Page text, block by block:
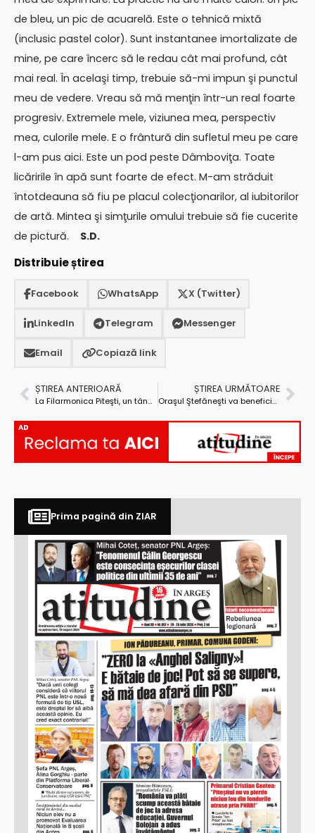
de bleu, un pic de acuarelă. Este o tehnică mixtă
(inclusic pastel color). Sunt instantanee imortalizate de
mine, pe care încerc să le redau cât mai profund, cât
mai real. În acelaşi timp, trebuie să-mi impun şi punctul
meu de vedere. Vreau să mă menţin într-un real foarte
progresiv. Extremele mele, viziunea mea, perspectiv
mea, culorile mele. E o frântură din sufletul meu pe care
l-am pus aici. Este un pod peste Dâmboviţa. Toate
licăririle în apă sunt foarte de efect. M-am străduit
întotdeauna să fiu pe placul colecţionarilor, al iubitorilor
de artă. Mintea şi simţurile omului trebuie să fie cucerite
de pictură. S.D.
Distribuie știrea
Facebook WhatsApp X (Twitter)
LinkedIn Telegram Messenger
Email Copiază link
ȘTIREA ANTERIOARĂ
La Filarmonica Piteşti, un tânăr pianist care confirmă
ȘTIREA URMĂTOARE
Oraşul Ştefăneşti va beneficia, până în 2015, de fonduri europene pentru infrastructură în valoare 15 milioane de euro
AD
Prima pagină din ZIAR